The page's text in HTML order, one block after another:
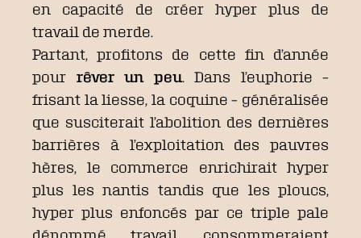
en capacité de créer hyper plus de
travail de merde.
Partant, profitons de cette fin d’année
pour rêver un peu. Dans l’euphorie –
frisant la liesse, la coquine – généralisée
que susciterait l’abolition des dernières
barrières à l’exploitation des pauvres
hères, le commerce enrichirait hyper
plus les nantis tandis que les ploucs,
hyper plus enfoncés par ce triple pale
dénommé travail, consommeraient